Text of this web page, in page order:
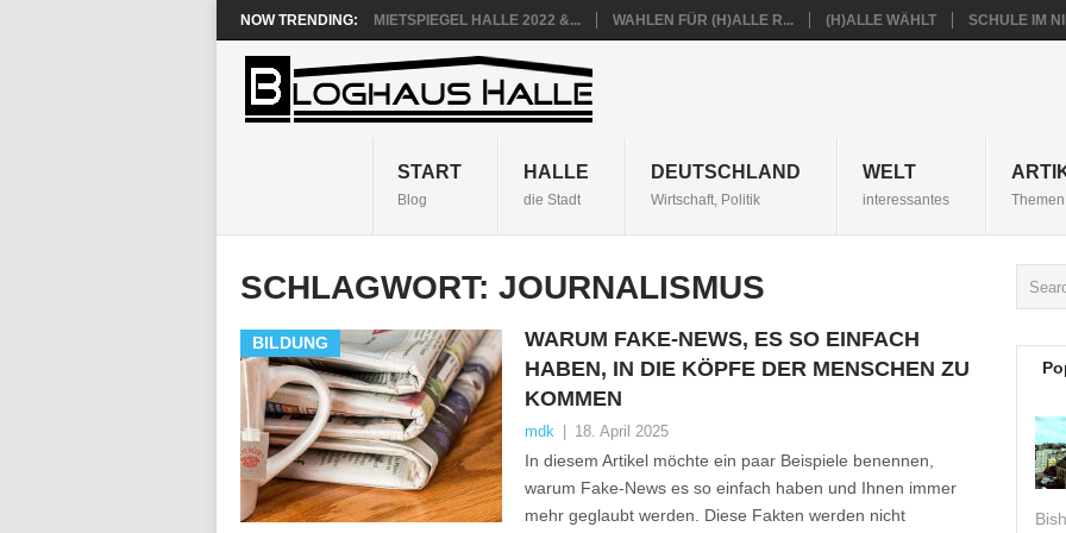
NOW TRENDING: MIETSPIEGEL HALLE 2022 &... WAHLEN FÜR (H)ALLE R... (H)ALLE WÄHLT SCHULE IM
START
Blog
HALLE
die Stadt
DEUTSCHLAND
Wirtschaft, Politik
WELT
interessantes
SCHLAGWORT: JOURNALISMUS
BILDUNG
WARUM FAKE-NEWS, ES SO EINFACH
HABEN, IN DIE KÖPFE DER MENSCHEN ZU
KOMMEN
mdk 18. April 2025
In diesem Artikel möchte ein paar Beispiele benennen,
warum Fake-News es so einfach haben und Ihnen immer
mehr geglaubt werden. Diese Fakten werden nicht